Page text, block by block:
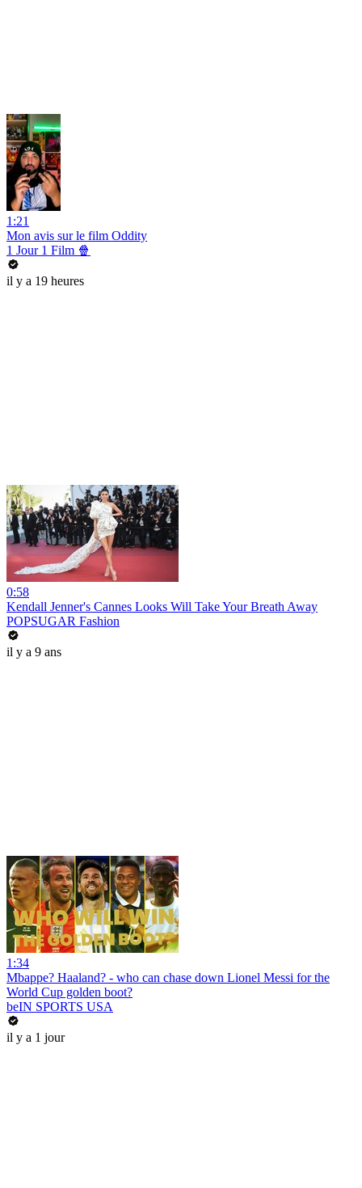
1:21
Mon avis sur le film Oddity
1 Jour 1 Film 🍿
il y a 19 heures
0:58
Kendall Jenner's Cannes Looks Will Take Your Breath Away
POPSUGAR Fashion
il y a 9 ans
1:34
Mbappe? Haaland? - who can chase down Lionel Messi for the
World Cup golden boot?
beIN SPORTS USA
il y a 1 jour